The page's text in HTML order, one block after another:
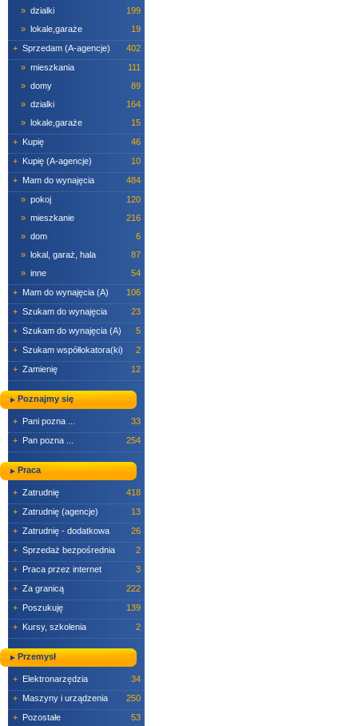
» dzialki
199
» lokale,garaże
19
+ Sprzedam (A-agencje)
402
» mieszkania
111
» domy
89
» dzialki
164
» lokale,garaże
15
+ Kupię
46
+ Kupię (A-agencje)
10
+ Mam do wynajęcia
484
» pokoj
120
» mieszkanie
216
» dom
6
» lokal, garaż, hala
87
» inne
54
+ Mam do wynajęcia (A)
106
+ Szukam do wynajęcia
23
+ Szukam do wynajęcia (A)
5
+ Szukam współlokatora(ki)
2
+ Zamienię 12
Poznajmy się
+ Pani pozna ...
33
+ Pan pozna ... 254
Praca
+ Zatrudnię
418
+ Zatrudnię (agencje)
13
+ Zatrudnię - dodatkowa
26
+ Sprzedaż bezpośrednia
2
+ Praca przez internet
3
+ Za granicą
222
+ Poszukuję
139
+ Kursy, szkolenia 2
Przemysł
+ Elektronarzędzia
34
+ Maszyny i urządzenia
250
+ Pozostałe 53